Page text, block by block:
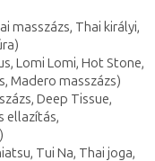
masszázs, Thai királyi,
Lomi Lomi, Hot Stone,
Madero masszázs)
Deep Tissue,
ellazítás,
Tui Na, Thai joga,